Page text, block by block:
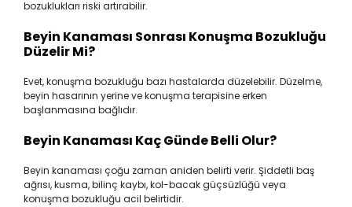
bozuklukları riski artırabilir.
Beyin Kanaması Sonrası Konuşma Bozukluğu
Düzelir Mi?
Evet, konuşma bozukluğu bazı hastalarda düzelebilir. Düzelme,
beyin hasarının yerine ve konuşma terapisine erken
başlanmasına bağlıdır.
Beyin Kanaması Kaç Günde Belli Olur?
Beyin kanaması çoğu zaman aniden belirti verir. Şiddetli baş
ağrısı, kusma, bilinç kaybı, kol-bacak güçsüzlüğü veya
konuşma bozukluğu acil belirtidir.